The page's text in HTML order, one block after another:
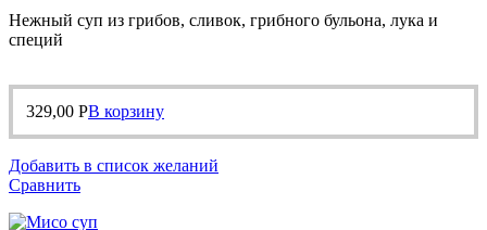
Нежный суп из грибов, сливок, грибного бульона, лука и
специй
329,00 РВ корзину
Добавить в список желаний
Сравнить